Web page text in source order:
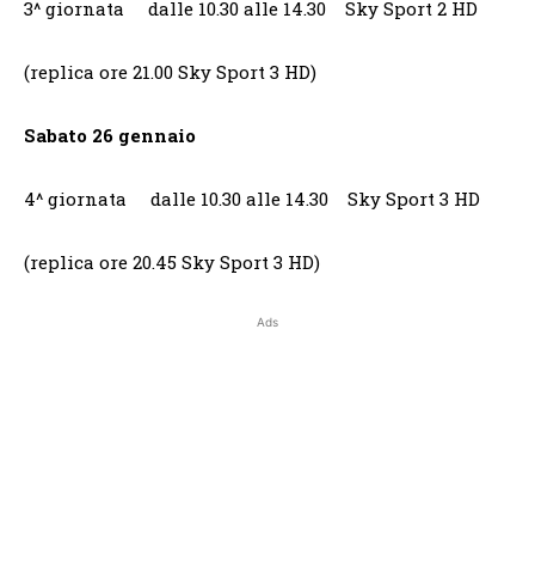
3^ giornata dalle 10.30 alle 14.30 Sky Sport 2 HD
(replica ore 21.00 Sky Sport 3 HD)
Sabato 26 gennaio
4^ giornata dalle 10.30 alle 14.30 Sky Sport 3 HD
(replica ore 20.45 Sky Sport 3 HD)
Ads